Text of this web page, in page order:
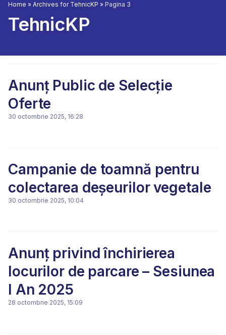
Home » Archives for TehnicKP » Pagina 3
TehnicKP
Anunț Public de Selecție
Oferte
30 octombrie 2025, 16:28
Campanie de toamnă pentru
colectarea deșeurilor vegetale
30 octombrie 2025, 10:04
Anunț privind închirierea
locurilor de parcare – Sesiunea
I An 2025
28 octombrie 2025, 15:09